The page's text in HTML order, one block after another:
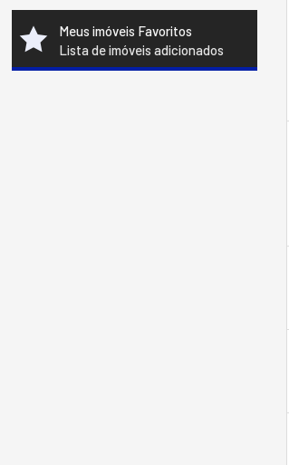
Meus imóveis Favoritos
Lista de imóveis adicionados